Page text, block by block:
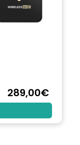
289,00€